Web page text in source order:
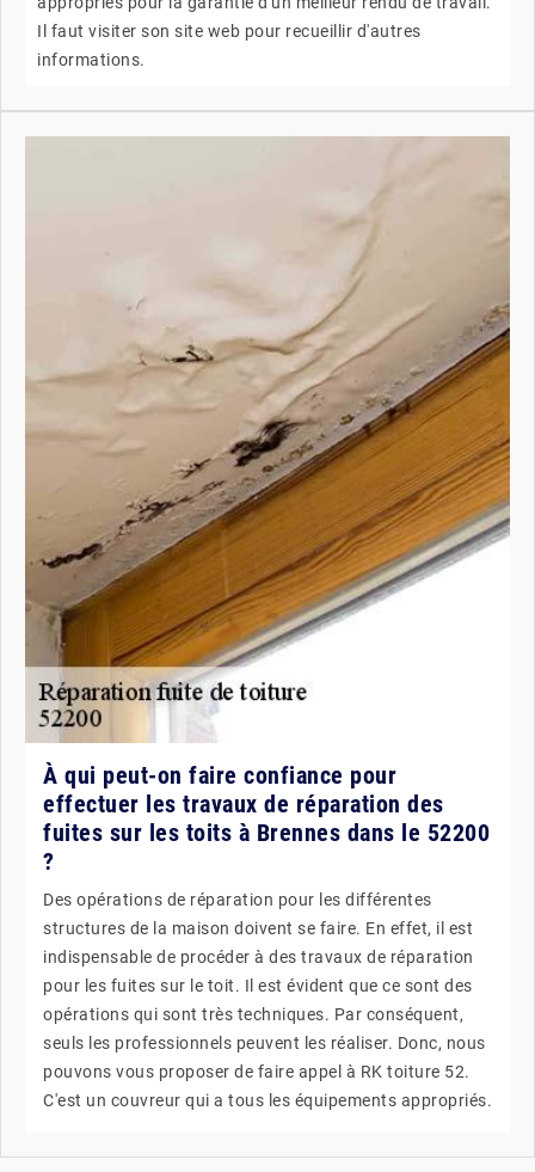
Il faut visiter son site web pour recueillir d'autres
informations.
À qui peut-on faire confiance pour
effectuer les travaux de réparation des
fuites sur les toits à Brennes dans le 52200
?
Des opérations de réparation pour les différentes
structures de la maison doivent se faire. En effet, il est
indispensable de procéder à des travaux de réparation
pour les fuites sur le toit. Il est évident que ce sont des
opérations qui sont très techniques. Par conséquent,
seuls les professionnels peuvent les réaliser. Donc, nous
pouvons vous proposer de faire appel à RK toiture 52.
C'est un couvreur qui a tous les équipements appropriés.